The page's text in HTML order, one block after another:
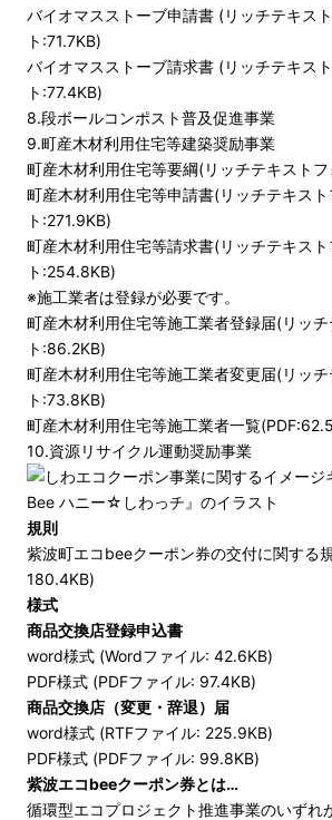
バイオマスストーブ申請書 (リッチテキス
ト:71.7KB)
バイオマスストーブ請求書 (リッチテキス
ト:77.4KB)
8.段ボールコンポスト普及促進事業
9.町産木材利用住宅等建築奨励事業
町産木材利用住宅等要綱(リッチテキスト
町産木材利用住宅等申請書(リッチテキスト
ト:271.9KB)
町産木材利用住宅等請求書(リッチテキスト
ト:254.8KB)
※施工業者は登録が必要です。
町産木材利用住宅等施工業者登録届(リッ
ト:86.2KB)
町産木材利用住宅等施工業者変更届(リッ
ト:73.8KB)
町産木材利用住宅等施工業者一覧
10.資源リサイクル運動奨励事業
規則
紫波町エコbeeクーポン券の交付に関する
180.4KB)
様式
商品交換店登録申込書
word様式 (Wordファイル: 42.6KB)
PDF様式 (PDFファイル: 97.4KB)
商品交換店（変更・辞退）届
word様式 (RTFファイル: 225.9KB)
PDF様式 (PDFファイル: 99.8KB)
紫波エコbeeクーポン券とは…
循環型エコプロジェクト推進事業のいずれ